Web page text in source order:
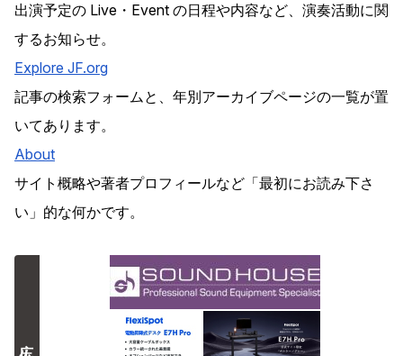
出演予定の Live・Event の日程や内容など、演奏活動に関
するお知らせ。
Explore JF.org
記事の検索フォームと、年別アーカイブページの一覧が置
いてあります。
About
サイト概略や著者プロフィールなど「最初にお読み下さ
い」的な何かです。